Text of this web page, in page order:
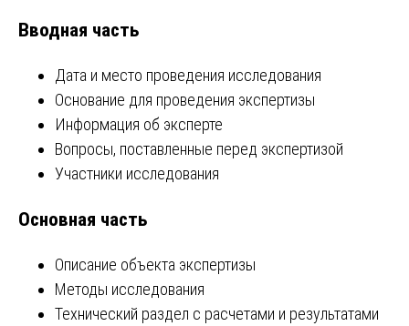
Вводная часть
Дата и место проведения исследования
Основание для проведения экспертизы
Информация об эксперте
Вопросы, поставленные перед экспертизой
Участники исследования
Основная часть
Описание объекта экспертизы
Методы исследования
Технический раздел с расчетами и результатами